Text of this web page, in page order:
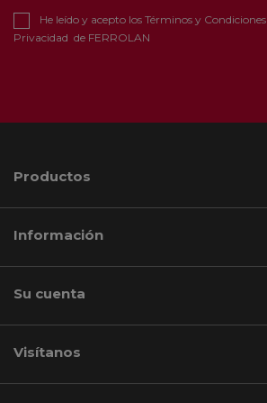
He leído y acepto los Términos y Condiciones
Privacidad de FERROLAN
Productos
Información
Su cuenta
Visítanos